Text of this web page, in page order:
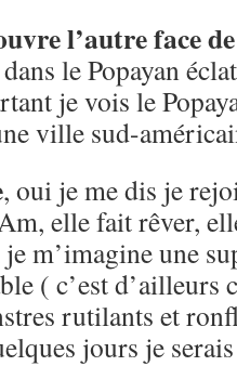
l’autre face
le Popayan
je vois le
ville sud-
, oui je me dis je
elle fait rêver,
m’imagine une
( c’est d’ailleurs
rutilants et
jours je